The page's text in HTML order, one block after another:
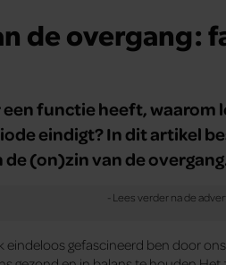
de overgang:
functie heeft, waarom
eindigt? In dit artikel
(on)zin van de
eindeloos gefascineerd ben door